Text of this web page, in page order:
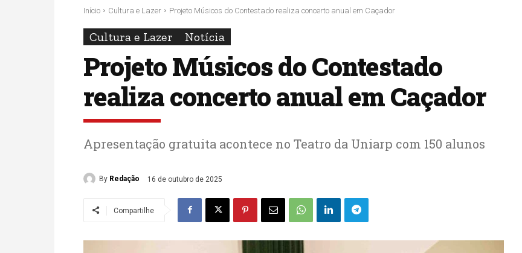
Início Cultura e Lazer Projeto Músicos do Contestado realiza concerto anual em Caçador
Cultura e Lazer Notícia
Projeto Músicos do Contestado
realiza concerto anual em Caçador
Apresentação gratuita acontece no Teatro da Uniarp com 150 alunos
By Redação 16 de outubro de 2025
Compartilhe